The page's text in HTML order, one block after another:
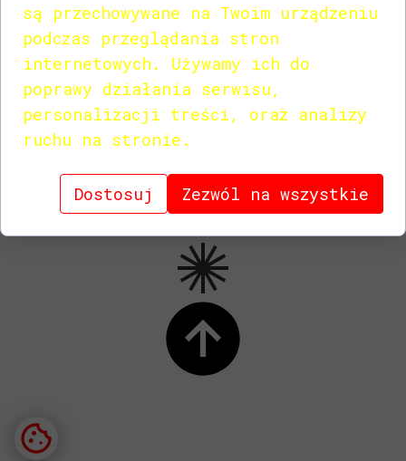
+48 883322777
nobeigefeelings@gmail.com
CATALOG PDF
są przechowywane na Twoim urządzeniu
podczas przeglądania stron
internetowych. Używamy ich do
poprawy działania serwisu,
personalizacji treści, oraz analizy
ruchu na stronie.
Dostosuj Zezwól na wszystkie